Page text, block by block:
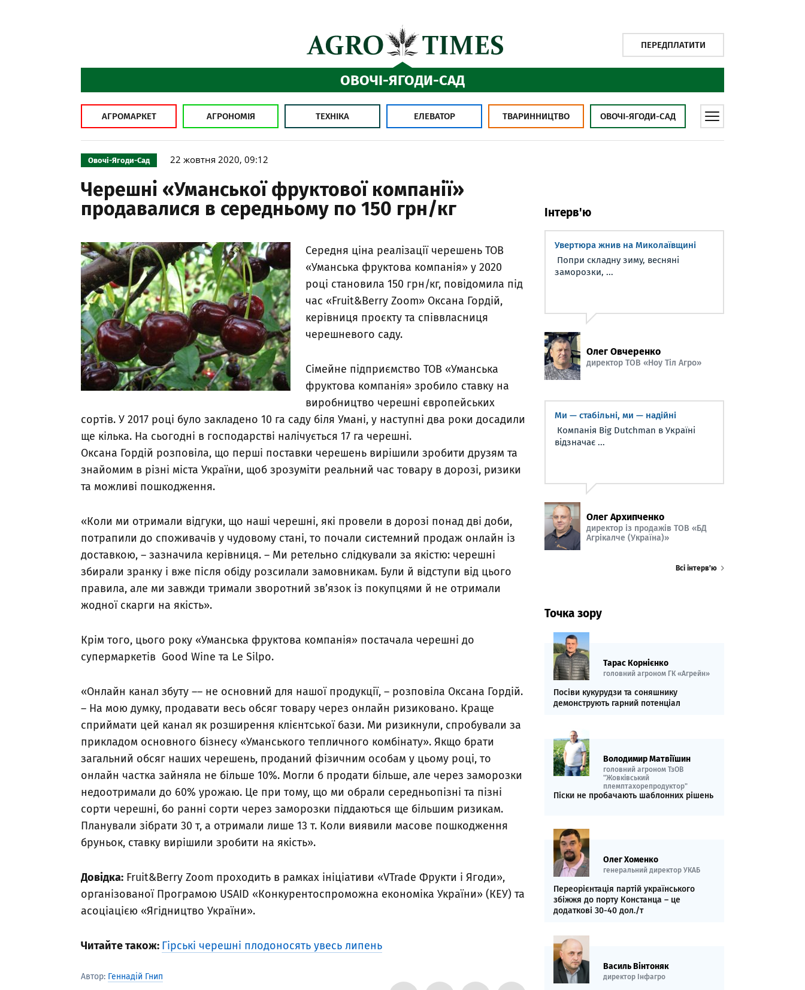
ПЕРЕДПЛАТИТИ
ОВОЧІ-ЯГОДИ-САД
АГРОМАРКЕТ АГРОНОМІЯ ТЕХНІКА ЕЛЕВАТОР ТВАРИННИЦТВО ОВОЧІ-ЯГОДИ-САД
Овочі-Ягоди-Сад 22 жовтня 2020, 09:12
Черешні «Уманської фруктової компанії»
продавалися в середньому по 150 грн/кг
Середня ціна реалізації черешень ТОВ
«Уманська фруктова компанія» у 2020
році становила 150 грн/кг, повідомила під
час «Fruit&Berry Zoom» Оксана Гордій,
керівниця проєкту та співвласниця
черешневого саду.
Сімейне підприємство ТОВ «Уманська
фруктова компанія» зробило ставку на
виробництво черешні європейських
сортів. У 2017 році було закладено 10 га саду біля Умані, у наступні два роки досадили
ще кілька. На сьогодні в господарстві налічується 17 га черешні.
Оксана Гордій розповіла, що перші поставки черешень вирішили зробити друзям та
знайомим в різні міста України, щоб зрозуміти реальний час товару в дорозі, ризики
та можливі пошкодження.
«Коли ми отримали відгуки, що наші черешні, які провели в дорозі понад дві доби,
потрапили до споживачів у чудовому стані, то почали системний продаж онлайн із
доставкою, – зазначила керівниця. – Ми ретельно слідкували за якістю: черешні
збирали зранку і вже після обіду розсилали замовникам. Були й відступи від цього
правила, але ми завжди тримали зворотний зв’язок із покупцями й не отримали
жодної скарги на якість».
Крім того, цього року «Уманська фруктова компанія» постачала черешні до
супермаркетів Good Wine та Le Silpo.
«Онлайн канал збуту –– не основний для нашої продукції, – розповіла Оксана Гордій.
– На мою думку, продавати весь обсяг товару через онлайн ризиковано. Краще
сприймати цей канал як розширення клієнтської бази. Ми ризикнули, спробували за
прикладом основного бізнесу «Уманського тепличного комбінату». Якщо брати
загальний обсяг наших черешень, проданий фізичним особам у цьому році, то
онлайн частка зайняла не більше 10%. Могли б продати більше, але через заморозки
недоотримали до 60% урожаю. Це при тому, що ми обрали середньопізні та пізні
сорти черешні, бо ранні сорти через заморозки піддаються ще більшим ризикам.
Планували зібрати 30 т, а отримали лише 13 т. Коли виявили масове пошкодження
бруньок, ставку вирішили зробити на якість».
Довідка: Fruit&Berry Zoom проходить в рамках ініціативи «VTrade Фрукти і Ягоди»,
організованої Програмою USAID «Конкурентоспроможна економіка України» (КЕУ) та
асоціацією «Ягідництво України».
Читайте також: Гірські черешні плодоносять увесь липень
Автор: Геннадій Гнип
Інтерв'ю
Увертюра жнив на Миколаївщині
Попри складну зиму, весняні
заморозки, ...
Олег Овчеренко
директор ТОВ «Ноу Тіл Агро»
Ми — стабільні, ми — надійні
Компанія Big Dutchman в Україні
відзначає ...
Олег Архипченко
директор із продажів ТОВ «БД
Агрікалче (Україна)»
Всі інтерв’ю
Точка зору
Тарас Корнієнко
головний агроном ГК «Агрейн»
Посіви кукурудзи та соняшнику
демонструють гарний потенціал
Володимир Матвіїшин
головний агроном ТзОВ
"Жовківський
племптахорепродуктор"
Піски не пробачають шаблонних рішень
Олег Хоменко
генеральний директор УКАБ
Переорієнтація партій українського
збіжжя до порту Констанца – це
додаткові 30-40 дол./т
Василь Вінтоняк
директор Інфагро